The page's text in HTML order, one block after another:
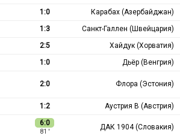
1:0
Карабах (Азербайджан)
1:3
Санкт-Галлен (Швейцария)
2:5
Хайдук (Хорватия)
1:0
Дьёр (Венгрия)
2:0 Флора (Эстония)
1:2 Аустрия В (Австрия)
6:0
81 ′
ДАК 1904 (Словакия)